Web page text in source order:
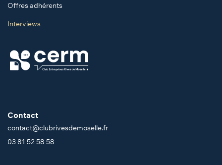
Offres adhérents
Interviews
Contact
contact@clubrivesdemoselle.fr
03 81 52 58 58